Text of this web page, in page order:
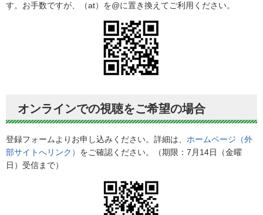
す。お手数ですが、（at）を@に置き換えてご利用ください。
オンラインでの視聴をご希望の場合
登録フォームよりお申し込みください。詳細は、 ホームページ（外
部サイトへリンク） をご確認ください。（期限：7月14日（金曜
日）受信まで）